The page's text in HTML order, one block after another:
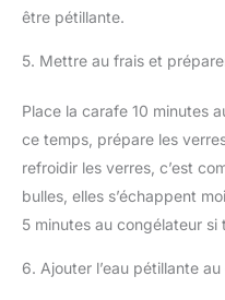
être pétillante.
5. Mettre au frais et
Place la carafe 10 minutes
ce temps, prépare les
refroidir les verres, c’est
bulles, elles s’échappent
5 minutes au congélateur si
6. Ajouter l’eau pétillante